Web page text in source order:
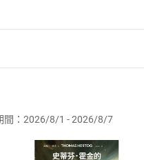
×資訊圖表×團隊協作
手寫筆記，取得會議逐字
試算表資料分析到資訊圖
：支援Podcast雙人對話
行程×簡報×地圖整合
息與個人偏好，智慧生成專
法第19條第1項後段暨通訊
鋪之商品即代表知悉本店
，不得請求退貨退款。
放入購物車
間：2026/8/1 - 2026/8/7